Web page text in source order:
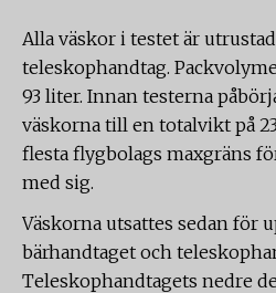
Alla väskor i testet är
teleskophandtag.
93 liter. Innan testerna
väskorna till en totalvikt på
flesta flygbolags maxgräns
med sig.
Väskorna utsattes sedan för
bärhandtaget och
Teleskophandtagets nedre